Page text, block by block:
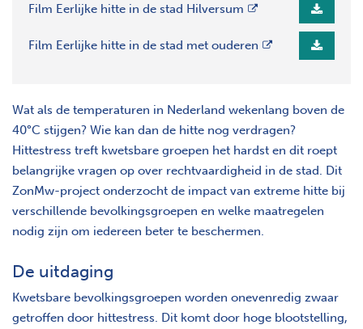
Film Eerlijke hitte in de stad Hilversum
opent nieuw scherm
Film Eerlijke hitte in de stad met ouderen
opent nieuw scherm
Wat als de temperaturen in Nederland wekenlang boven de
40°C stijgen? Wie kan dan de hitte nog verdragen?
Hittestress treft kwetsbare groepen het hardst en dit roept
belangrijke vragen op over rechtvaardigheid in de stad. Dit
ZonMw-project onderzocht de impact van extreme hitte bij
verschillende bevolkingsgroepen en welke maatregelen
nodig zijn om iedereen beter te beschermen.
De uitdaging
Kwetsbare bevolkingsgroepen worden onevenredig zwaar
getroffen door hittestress. Dit komt door hoge blootstelling,